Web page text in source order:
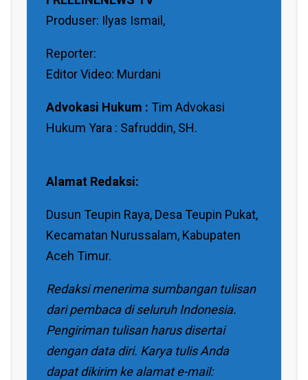
Produser: Ilyas Ismail,
Reporter:
Editor Video: Murdani
Advokasi Hukum : Tim Advokasi
Hukum Yara : Safruddin, SH.
Alamat Redaksi:
Dusun Teupin Raya, Desa Teupin Pukat,
Kecamatan Nurussalam, Kabupaten
Aceh Timur.
Redaksi menerima sumbangan tulisan
dari pembaca di seluruh Indonesia.
Pengiriman tulisan harus disertai
dengan data diri. Karya tulis Anda
dapat dikirim ke alamat e-mail: